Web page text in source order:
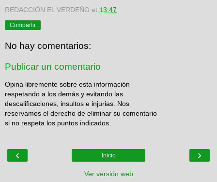
REDACCIÓN EL VERDEÑO at 13:47
Compartir
No hay comentarios:
Publicar un comentario
Opina libremente sobre esta información
respetando a los demás y evitando las
descalificaciones, insultos e injurias. Nos
reservamos el derecho de eliminar su comentario
si no respeta los puntos indicados.
‹ ›
Inicio
Ver versión web